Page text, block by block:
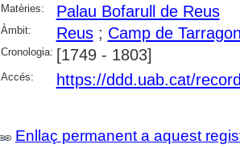
Matèries: Palau Bofarull de Reus
Àmbit: Reus; Camp de
Cronologia: [1749 - 1803]
Accés: https://ddd.uab.cat/
Enllaç permanent a aquest